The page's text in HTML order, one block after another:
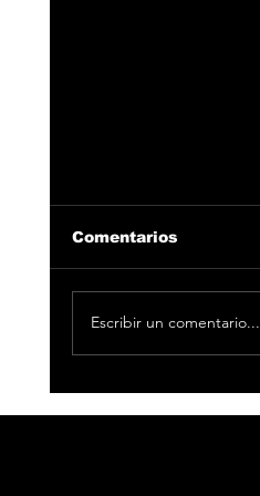
Comentarios
Escribir un comentario...